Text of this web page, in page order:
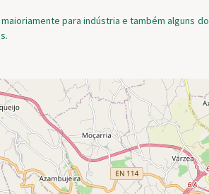
maioriamente para indústria e também alguns